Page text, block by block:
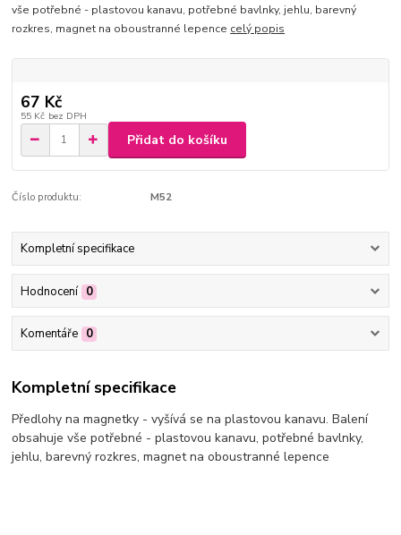
vše potřebné - plastovou kanavu, potřebné bavlnky, jehlu, barevný
rozkres, magnet na oboustranné lepence celý popis
67 Kč
55 Kč bez DPH
Přidat do košíku
Číslo produktu: M52
Kompletní specifikace
Hodnocení 0
Komentáře 0
Kompletní specifikace
Předlohy na magnetky - vyšívá se na plastovou kanavu. Balení
obsahuje vše potřebné - plastovou kanavu, potřebné bavlnky,
jehlu, barevný rozkres, magnet na oboustranné lepence